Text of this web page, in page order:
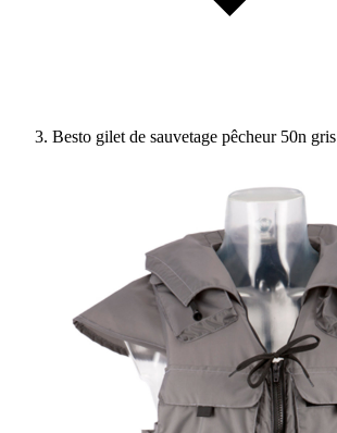
Besto gilet de sauvetage pêcheur 50n gris